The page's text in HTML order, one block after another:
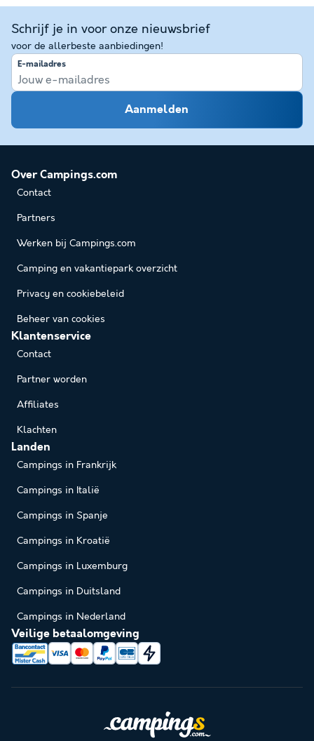
Schrijf je in voor onze nieuwsbrief
voor de allerbeste aanbiedingen!
E-mailadres
Aanmelden
Over Campings.com
Contact
Partners
Werken bij Campings.com
Camping en vakantiepark overzicht
Privacy en cookiebeleid
Beheer van cookies
Klantenservice
Contact
Partner worden
Affiliates
Klachten
Landen
Campings in Frankrijk
Campings in Italië
Campings in Spanje
Campings in Kroatië
Campings in Luxemburg
Campings in Duitsland
Campings in Nederland
Veilige betaalomgeving